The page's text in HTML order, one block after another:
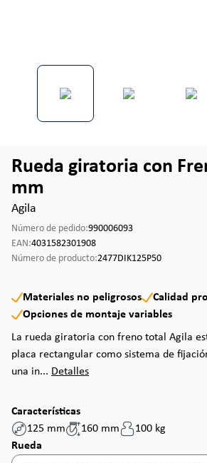
Rueda giratoria con
mm
Agila
Número de pedido:990006093
EAN:4031582301908
Número de producto:2477DIK125P50
Materiales no peligrosos
Calidad
Opciones de montaje variables
La rueda giratoria con freno total Agila
placa rectangular como sistema de
una in... Detalles
Características
125 mm
160 mm
100 kg
Seleccione
Rueda